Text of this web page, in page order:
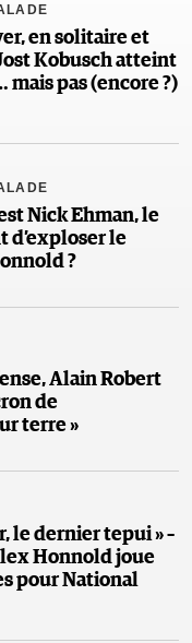
en solitaire et
Kobusch atteint
mais pas (encore ?)
Nick Ehman, le
d’exploser le
?
Alain Robert
de
terre »
le dernier tepui » –
Honnold joue
pour National